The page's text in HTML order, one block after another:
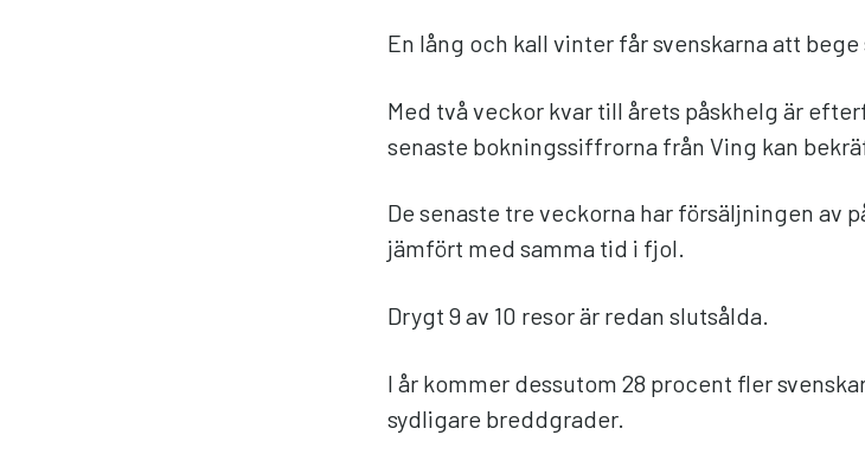
En lång och kall vinter får svenskarna att bege
Med två veckor kvar till årets påskhelg är
senaste bokningssiffrorna från Ving kan
De senaste tre veckorna har försäljningen av
jämfört med samma tid i fjol.
Drygt 9 av 10 resor är redan slutsålda.
I år kommer dessutom 28 procent fler
sydligare breddgrader.